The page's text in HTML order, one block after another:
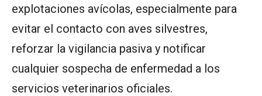
explotaciones avícolas, especialmente para
evitar el contacto con aves silvestres,
reforzar la vigilancia pasiva y notificar
cualquier sospecha de enfermedad a los
servicios veterinarios oficiales.